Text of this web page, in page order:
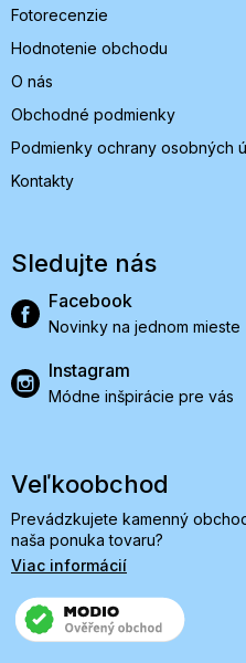
Fotorecenzie
Hodnotenie obchodu
O nás
Obchodné podmienky
Podmienky ochrany osobných
Kontakty
Sledujte nás
Facebook
Novinky na jednom mieste
Instagram
Módne inšpirácie pre vás
Veľkoobchod
Prevádzkujete kamenný
naša ponuka tovaru?
Viac informácií